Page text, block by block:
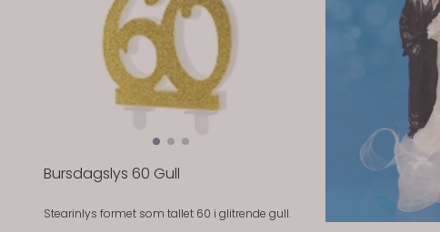
Bursdagslys 60 Gull
Stearinlys formet som tallet 60 i glitrende gull.